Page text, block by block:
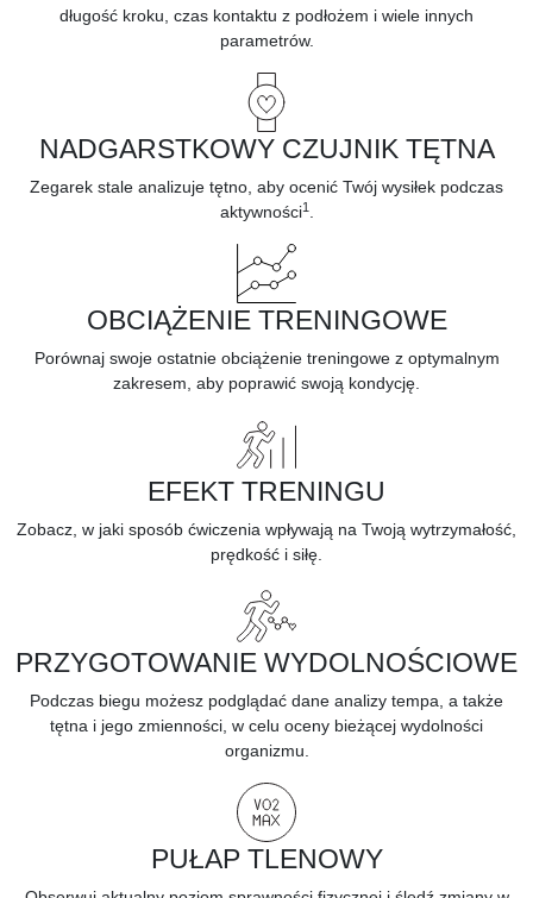
długość kroku, czas kontaktu z podłożem i wiele innych
parametrów.
NADGARSTKOWY CZUJNIK TĘTNA
Zegarek stale analizuje tętno, aby ocenić Twój wysiłek podczas
aktywności1.
OBCIĄŻENIE TRENINGOWE
Porównaj swoje ostatnie obciążenie treningowe z optymalnym
zakresem, aby poprawić swoją kondycję.
EFEKT TRENINGU
Zobacz, w jaki sposób ćwiczenia wpływają na Twoją wytrzymałość,
prędkość i siłę.
PRZYGOTOWANIE WYDOLNOŚCIOWE
Podczas biegu możesz podglądać dane analizy tempa, a także
tętna i jego zmienności, w celu oceny bieżącej wydolności
organizmu.
PUŁAP TLENOWY